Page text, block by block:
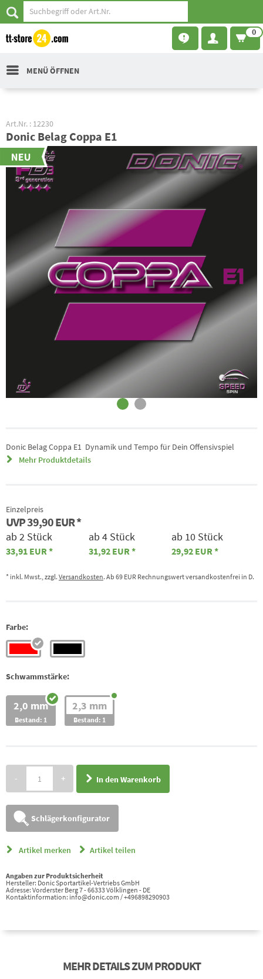
0
MENÜ ÖFFNEN
Art.Nr. : 12230
Donic Belag Coppa E1
Donic Belag Coppa E1  Dynamik und Tempo für Dein Offensivspiel
Mehr Produktdetails
Einzelpreis
UVP39,90 EUR
ab 2 Stück
33,91 EUR
ab 4 Stück
31,92 EUR
ab 10 Stück
29,92 EUR
* inkl. Mwst., zzgl. Versandkosten. Ab 69 EUR Rechnungswert versandkostenfrei in D.
Farbe:
Schwammstärke:
2,0 mm
Bestand: 1
2,3 mm
Bestand: 1
- + In den Warenkorb
Schlägerkonfigurator
Artikel merken Artikel teilen
Angaben zur Produktsicherheit
Hersteller: Donic Sportartikel-Vertriebs GmbH
Adresse: Vorderster Berg 7 - 66333 Völklingen - DE
Kontaktinformation: info@donic.com / +496898290903
MEHR DETAILS ZUM PRODUKT